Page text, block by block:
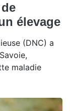
élevage
(DNC) a
maladie